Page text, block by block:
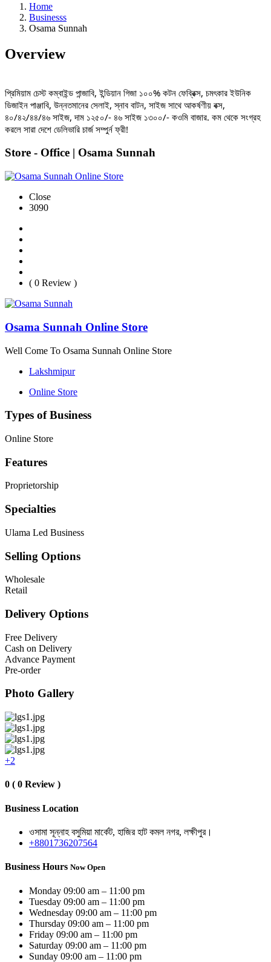
Home
Businesss
Osama Sunnah
Overview
প্রিমিয়াম চেস্ট কম্বাইন্ড পান্জাবি, ইন্ডিয়ান গিজা ১০০% কটন ফেব্রিক্স, চমৎকার ইউনিক
ডিজাইন পাঞ্জাবি, উন্নতমানের সেলাই, স্নাব বাটন, সাইজ সাথে আকর্ষণীয় বক্স,
৪০/৪২/৪৪/৪৬ সাইজ, দাম ১২৫০/- ৪৬ সাইজ ১৩০০/- কওমি বাজার. কম থেকে সংগ্রহ
করলে সারা দেশে ডেলিভারি চার্জ সম্পুর্ন ফ্রী!
Store - Office | Osama Sunnah
Close
3090
( 0 Review )
Osama Sunnah Online Store
Well Come To Osama Sunnah Online Store
Lakshmipur
Online Store
Types of Business
Online Store
Features
Proprietorship
Specialties
Ulama Led Business
Selling Options
Wholesale
Retail
Delivery Options
Free Delivery
Cash on Delivery
Advance Payment
Pre-order
Photo Gallery
+2
0 ( 0 Review )
Business Location
ওসামা সূন্নাহ বসুমিয়া মার্কেট, হাজির হাট কমল নগর, লক্ষীপুর।
+8801736207564
Business Hours Now Open
Monday 09:00 am – 11:00 pm
Tuesday 09:00 am – 11:00 pm
Wednesday 09:00 am – 11:00 pm
Thursday 09:00 am – 11:00 pm
Friday 09:00 am – 11:00 pm
Saturday 09:00 am – 11:00 pm
Sunday 09:00 am – 11:00 pm